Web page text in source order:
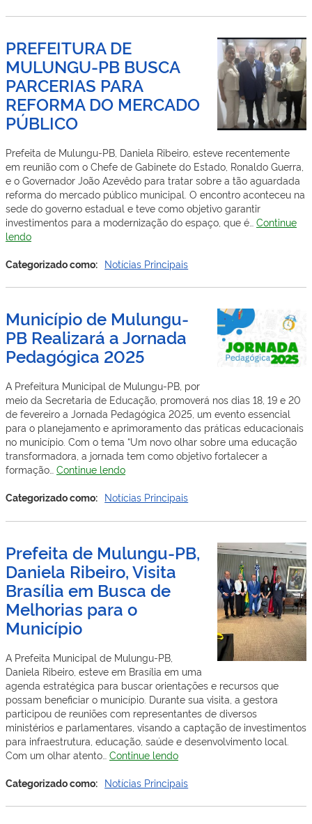
PROPORCIONA
GRATUITA
PARA
AS
CRIANÇAS
DO
MUNICÍPIO
PREFEITURA DE
MULUNGU-PB BUSCA
PARCERIAS PARA
REFORMA DO MERCADO
PÚBLICO
Prefeita de Mulungu-PB, Daniela Ribeiro, esteve recentemente
em reunião com o Chefe de Gabinete do Estado, Ronaldo Guerra,
e o Governador João Azevêdo para tratar sobre a tão aguardada
reforma do mercado público municipal. O encontro aconteceu na
sede do governo estadual e teve como objetivo garantir
investimentos para a modernização do espaço, que é… Continue
lendoPREFEITURA
MULUNGU-
BUSCA
PARA
REFORMA
DO
MERCADO
Categorizado como: Notícias Principais
Município de Mulungu-
PB Realizará a Jornada
Pedagógica 2025
A Prefeitura Municipal de Mulungu-PB, por
meio da Secretaria de Educação, promoverá nos dias 18, 19 e 20
de fevereiro a Jornada Pedagógica 2025, um evento essencial
para o planejamento e aprimoramento das práticas educacionais
no município. Com o tema “Um novo olhar sobre uma educação
transformadora, a jornada tem como objetivo fortalecer a
formação… Continue lendoMunicípio
Mulungu-
Realizará
Jornada
Pedagógica
2025
Categorizado como: Notícias Principais
Prefeita de Mulungu-PB,
Daniela Ribeiro, Visita
Brasília em Busca de
Melhorias para o
Município
A Prefeita Municipal de Mulungu-PB,
Daniela Ribeiro, esteve em Brasília em uma
agenda estratégica para buscar orientações e recursos que
possam beneficiar o município. Durante sua visita, a gestora
participou de reuniões com representantes de diversos
ministérios e parlamentares, visando a captação de investimentos
para infraestrutura, educação, saúde e desenvolvimento local.
Com um olhar atento… Continue lendoPrefeita
Mulungu-
Daniela
Categorizado como: Notícias Principais